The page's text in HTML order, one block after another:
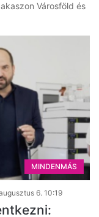
Városföld és
MINDENMÁS
6. 10:19